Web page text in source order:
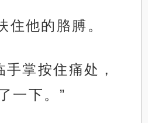
住他的胳膊。
手掌按住痛处，
一下。”